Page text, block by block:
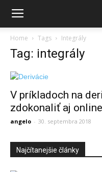
Home Tags Integrály
Tag: integrály
V príkladoch na
zdokonaliť aj online
angelo - 30. septembra 2018
Najčítanejšie články